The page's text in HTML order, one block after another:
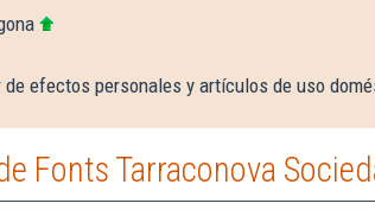
efectos personales y artículos de uso
Fonts Tarraconova